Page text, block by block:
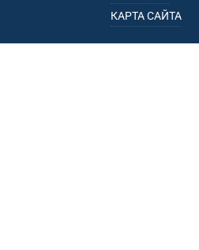
КАРТА САЙТА